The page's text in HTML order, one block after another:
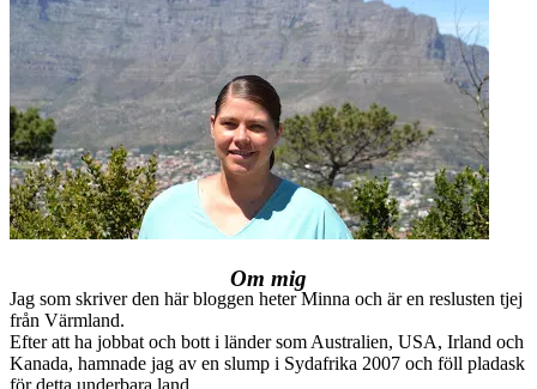
Om mig
Jag som skriver den här bloggen heter Minna och är en reslusten tjej
från Värmland.
Efter att ha jobbat och bott i länder som Australien, USA, Irland och
Kanada, hamnade jag av en slump i Sydafrika 2007 och föll pladask
för detta underbara land.